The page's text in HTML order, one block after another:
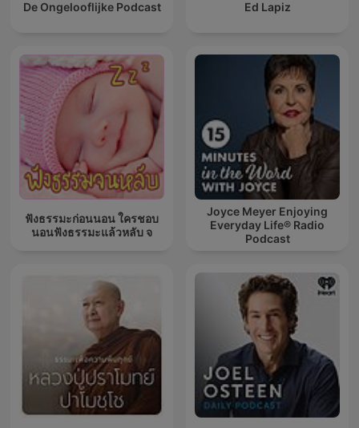
De Ongelooflijke Podcast Ed Lapiz
ฟังธรรมะก่อนนอน ใครชอบ
นอนฟังธรรมะแล้วหลับ จ
Joyce Meyer Enjoying
Everyday Life® Radio
Podcast